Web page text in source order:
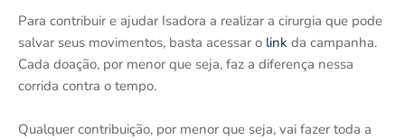
Para contribuir e ajudar Isadora a realizar a cirurgia que pode
salvar seus movimentos, basta acessar o link da campanha.
Cada doação, por menor que seja, faz a diferença nessa
corrida contra o tempo.
Qualquer contribuição, por menor que seja, vai fazer toda a